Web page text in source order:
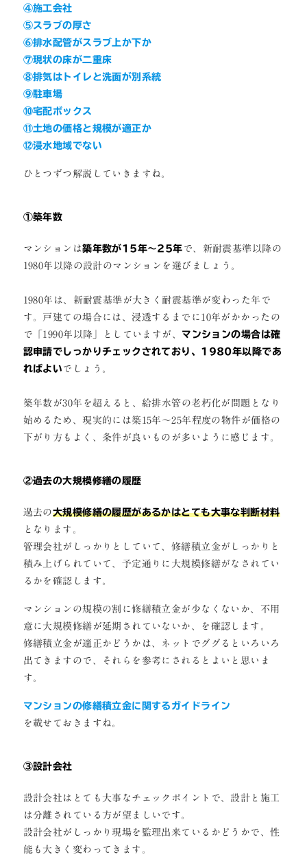
④施工会社
⑤スラブの厚さ
⑥排水配管がスラブ上か下か
⑦現状の床が二重床
⑧排気はトイレと洗面が別系統
⑨駐車場
⑩宅配ボックス
⑪土地の価格と規模が適正か
⑫浸水地域でない
ひとつずつ解説していきますね。
①築年数
マンションは築年数が15年～25年 で、新耐震基準以降の
1980年以降の設計のマンションを選びましょう。
1980年は、新耐震基準が大きく耐震基準が変わった年で
す。戸建ての場合には、浸透するまでに10年がかかったの
で「1990年以降」としていますが、 マンションの場合は確
認申請でしっかりチェックされており、1980年以降であ
ればよい でしょう。
築年数が30年を超えると、給排水管の老朽化が問題となり
始めるため、現実的には築15年～25年程度の物件が価格の
下がり方もよく、条件が良いものが多いように感じます。
②過去の大規模修繕の履歴
過去の大規模修繕の履歴があるかはとても大事な判断材料
となります。
管理会社がしっかりとしていて、修繕積立金がしっかりと
積み上げられていて、予定通りに大規模修繕がなされてい
るかを確認します。
マンションの規模の割に修繕積立金が少なくないか、不用
意に大規模修繕が延期されていないか、を確認します。
修繕積立金が適正かどうかは、ネットでググるといろいろ
出てきますので、それらを参考にされるとよいと思いま
す。
マンションの修繕積立金に関するガイドライン
を載せておきますね。
③設計会社
設計会社はとても大事なチェックポイントで、設計と施工
は分離されている方が望ましいです。
設計会社がしっかり現場を監理出来ているかどうかで、性
能も大きく変わってきます。